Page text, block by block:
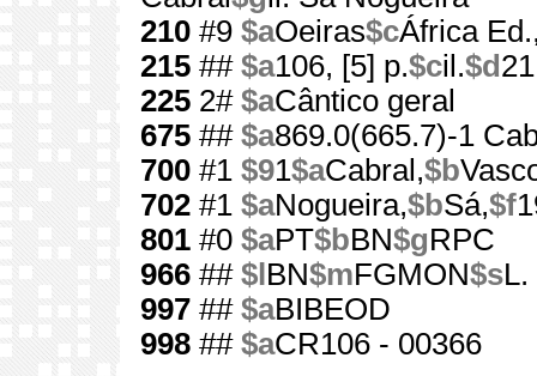
210 #9 $aOeiras$cÁfrica
215 ## $a106, [5] p.$cil.$d
225 2# $aCântico geral
675 ## $a869.0(665.7)-1
700 #1 $91$aCabral,$b
702 #1 $aNogueira,$bSá,$f
801 #0 $aPT$bBN$gRPC
966 ## $l BN$mFGMON$sL.
997 ## $aBIBEOD
998 ## $aCR106 - 00366